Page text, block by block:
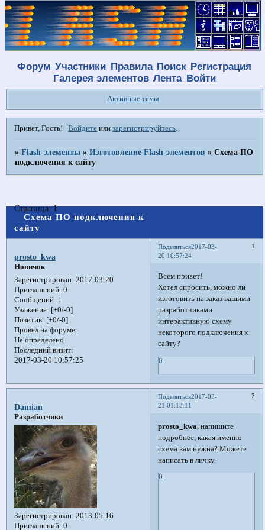
Форум Участники Правила Поиск Регистрация
Галерея элементов Лента Войти
Активные темы
Привет, Гость! Войдите илизарегистрируйтесь
»Flash-элементы »Изготовление Flash-элементов »Cхема ПО
подключения к сайту
Cхема ПО подключения к
сайту
Страница:1
Поделиться 1
2017-03-
20 10:57:24
prosto_kwa
Новичок
Зарегистрирован: 2017-03-20
Приглашений: 0
Сообщений: 1
Уважение: [+0/-0]
Позитив: [+0/-0]
Провел на форуме:
Не определено
Последний визит:
2017-03-20 10:57:25
Всем привет!
Хотел спросить, можно ли
изготовить на заказ вашими
разработчиками
интерактивную схему
некоторого подключения к
сайту?
0
Поделиться 2
2017-03-
21 01:13:11
Damian
Разработчики
Зарегистрирован: 2013-05-16
Приглашений: 0
prosto_kwa , напишите
подробнее, какая именно
схема вам нужна? Можете
написать в личку.
0